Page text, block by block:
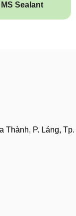
Sealant
Thành, P. Láng, Tp.